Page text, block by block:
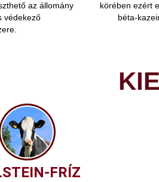
az állomány
védekező
körében ezért
béta-
FRÍZ